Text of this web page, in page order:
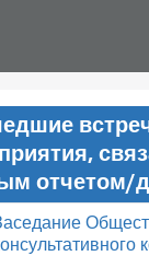
отчетом/